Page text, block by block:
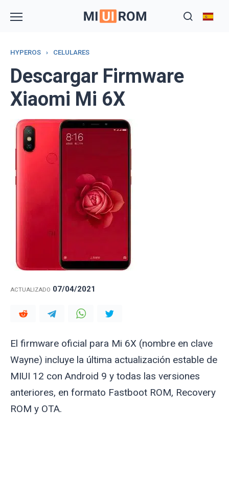
HYPEROS › CELULARES
Descargar Firmware
Xiaomi Mi 6X
ACTUALIZADO 07/04/2021
El firmware oficial para Mi 6X (nombre en clave
Wayne) incluye la última actualización estable de
MIUI 12 con Android 9 y todas las versiones
anteriores, en formato Fastboot ROM, Recovery
ROM y OTA.